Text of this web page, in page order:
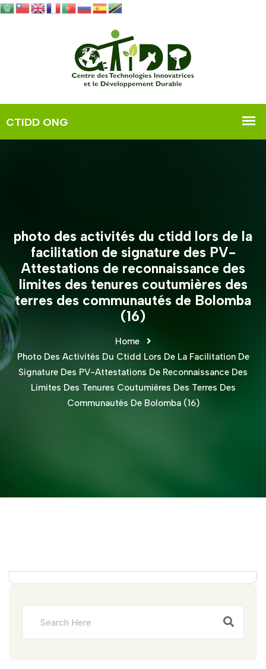
photo des activités du ctidd lors de la
facilitation de signature des PV-
Attestations de reconnaissance des
limites des tenures coutumières des
terres des communautés de Bolomba
(16)
Home
Photo Des Activités Du Ctidd Lors De La Facilitation De
Signature Des PV-Attestations De Reconnaissance Des
Limites Des Tenures Coutumières Des Terres Des
Communautés De Bolomba (16)